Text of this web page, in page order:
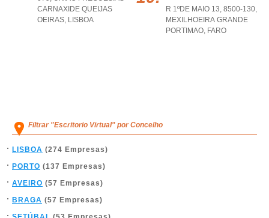
CARNAXIDE QUEIJAS
OEIRAS, LISBOA
R 1ºDE MAIO 13, 8500-130,
MEXILHOEIRA GRANDE
PORTIMAO, FARO
Filtrar "Escritorio Virtual" por Concelho
LISBOA (274 Empresas)
PORTO (137 Empresas)
AVEIRO (57 Empresas)
BRAGA (57 Empresas)